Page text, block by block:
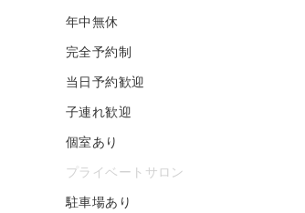
年中無休
完全予約制
当日予約歓迎
子連れ歓迎
個室あり
プライベートサロン
駐車場あり